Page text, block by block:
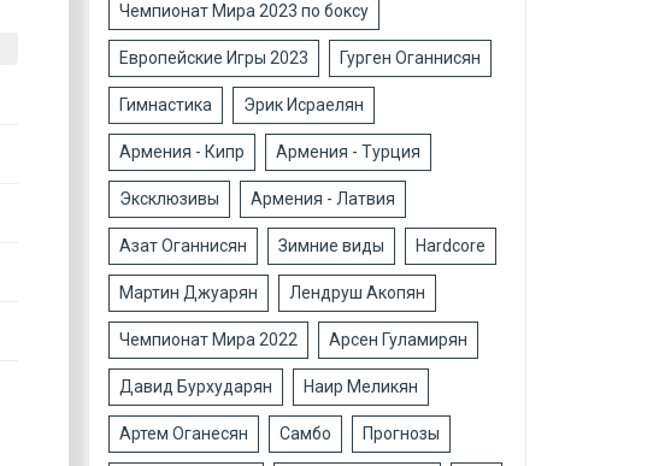
Чемпионат Мира 2023 по боксу
Европейские Игры 2023 Гурген Оганнисян
Гимнастика Эрик Исраелян
Армения - Кипр Армения - Турция
Эксклюзивы Армения - Латвия
Азат Оганнисян Зимние виды Hardcore
Мартин Джуарян Лендруш Акопян
Чемпионат Мира 2022 Арсен Гуламирян
Давид Бурхударян Наир Меликян
Артем Оганесян Самбо Прогнозы